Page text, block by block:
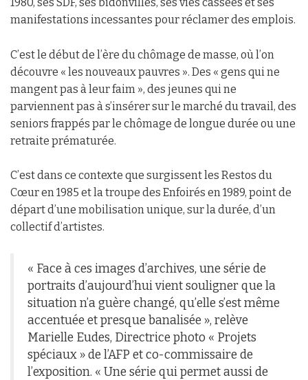
manifestations incessantes pour réclamer des emplois.
C’est le début de l’ère du chômage de masse, où l’on
découvre « les nouveaux pauvres ». Des « gens qui ne
mangent pas à leur faim », des jeunes qui ne
parviennent pas à s’insérer sur le marché du travail, des
seniors frappés par le chômage de longue durée ou une
retraite prématurée.
C’est dans ce contexte que surgissent les Restos du
Cœur en 1985 et la troupe des Enfoirés en 1989, point de
départ d’une mobilisation unique, sur la durée, d’un
collectif d’artistes.
« Face à ces images d’archives, une série de
portraits d’aujourd’hui vient souligner que la
situation n’a guère changé, qu’elle s’est même
accentuée et presque banalisée », relève
Marielle Eudes, Directrice photo « Projets
spéciaux » de l’AFP et co-commissaire de
l’exposition. « Une série qui permet aussi de